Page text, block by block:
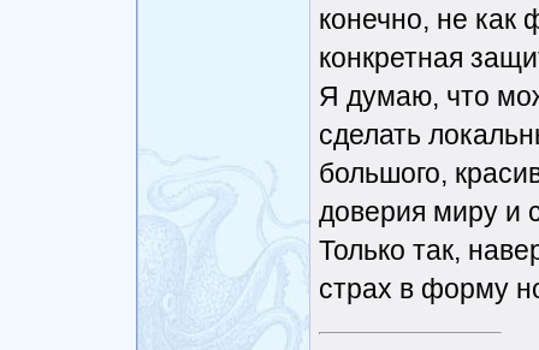
конечно, не как
конкретная
Я думаю, что
сделать
большого,
доверия миру и
Только так,
страх в форму